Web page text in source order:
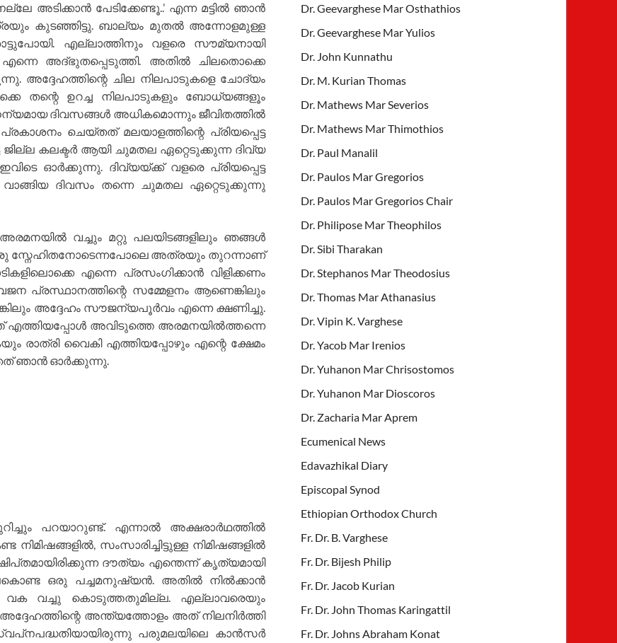
അടിക്കാൻ പേടിക്കേണ്ടൂ..’ എന്ന മട്ടിൽ ഞാൻ
കുടഞ്ഞിട്ടു. ബാല്യം മുതൽ അന്നോളമുള്ള
എല്ലാത്തിനും വളരെ സൗമ്യനായി
അദ്ഭുതപ്പെടുത്തി. അതിൽ ചിലതൊക്കെ
അദ്ദേഹത്തിന്റെ ചില നിലപാടുകളെ ചോദ്യം
തന്റെ ഉറച്ച നിലപാടുകളും ബോധ്യങ്ങളൂം
ദിവസങ്ങൾ അധികമൊന്നും ജീവിതത്തിൽ
ചെയ്തത് മലയാളത്തിന്റെ പ്രിയപ്പെട്ട
കലക്ടർ ആയി ചുമതല ഏറ്റെടുക്കുന്ന ദിവ്യ
ഓർക്കുന്നു. ദിവ്യയ്ക്ക് വളരെ പ്രിയപ്പെട്ട
ദിവസം തന്നെ ചുമതല ഏറ്റെടുക്കുന്നു
വച്ചും മറ്റു പലയിടങ്ങളിലും ഞങ്ങൾ
ഒരു സ്നേഹിതനോടെന്നപോലെ അത്രയും തുറന്നാണ്
എന്നെ പ്രസംഗിക്കാൻ വിളിക്കണം
പ്രസ്ഥാനത്തിന്റെ സമ്മേളനം ആണെങ്കിലും
അദ്ദേഹം സൗജന്യപൂർവം എന്നെ ക്ഷണിച്ചു.
എത്തിയപ്പോൾ അവിടുത്തെ അരമനയിൽത്തന്നെ
രാത്രി വൈകി എത്തിയപ്പോഴും എന്റെ ക്ഷേമം
ഞാൻ ഓർക്കുന്നു.
പറയാറുണ്ട്. എന്നാൽ അക്ഷരാർഥത്തിൽ
സംസാരിച്ചിട്ടുള്ള നിമിഷങ്ങളിൽ
ദൗത്യം എന്തെന്ന് കൃത്യമായി
ഒരു പച്ചമനുഷ്യൻ. അതിൽ നിൽക്കാൻ
വച്ചു കൊടുത്തതുമില്ല. എല്ലാവരെയും
അന്ത്യത്തോളം അത് നിലനിർത്തി
പരുമലയിലെ കാൻസർ
Dr. Geevarghese Mar Osthathios
Dr. Geevarghese Mar Yulios
Dr. John Kunnathu
Dr. M. Kurian Thomas
Dr. Mathews Mar Severios
Dr. Mathews Mar Thimothios
Dr. Paul Manalil
Dr. Paulos Mar Gregorios
Dr. Paulos Mar Gregorios Chair
Dr. Philipose Mar Theophilos
Dr. Sibi Tharakan
Dr. Stephanos Mar Theodosius
Dr. Thomas Mar Athanasius
Dr. Vipin K. Varghese
Dr. Yacob Mar Irenios
Dr. Yuhanon Mar Chrisostomos
Dr. Yuhanon Mar Dioscoros
Dr. Zacharia Mar Aprem
Ecumenical News
Edavazhikal Diary
Episcopal Synod
Ethiopian Orthodox Church
Fr. Dr. B. Varghese
Fr. Dr. Bijesh Philip
Fr. Dr. Jacob Kurian
Fr. Dr. John Thomas Karingattil
Fr. Dr. Johns Abraham Konat